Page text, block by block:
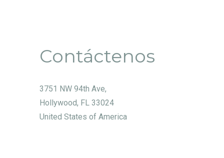
Contáctenos
3751 NW 94th Ave,
Hollywood, FL 33024
United States of America